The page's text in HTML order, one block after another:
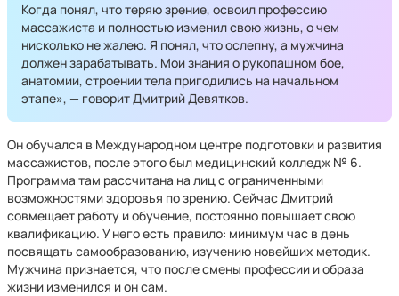
Когда понял, что теряю зрение, освоил профессию
массажиста и полностью изменил свою жизнь, о чем
нисколько не жалею. Я понял, что ослепну, а мужчина
должен зарабатывать. Мои знания о рукопашном бое,
анатомии, строении тела пригодились на начальном
этапе», — говорит Дмитрий Девятков.
Он обучался в Международном центре подготовки и развития
массажистов, после этого был медицинский колледж № 6.
Программа там рассчитана на лиц с ограниченными
возможностями здоровья по зрению. Сейчас Дмитрий
совмещает работу и обучение, постоянно повышает свою
квалификацию. У него есть правило: минимум час в день
посвящать самообразованию, изучению новейших методик.
Мужчина признается, что после смены профессии и образа
жизни изменился и он сам.